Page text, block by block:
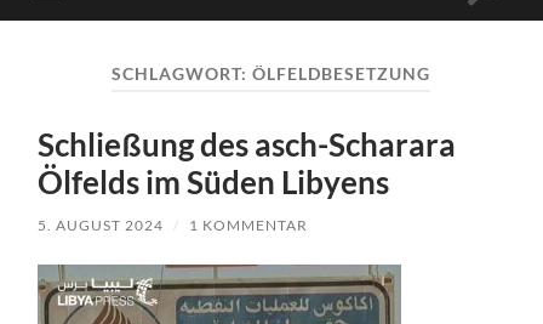
Menü
SCHLAGWORT:ÖLFELDBESETZUNG
Schließung des asch-Scharara
Ölfelds im Süden Libyens
5. AUGUST 2024 / 1 KOMMENTAR